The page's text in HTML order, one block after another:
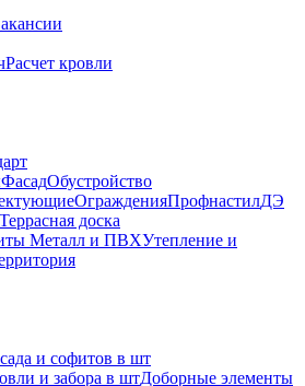
Расчет кровли
ФасадОбустройство
ОгражденияПрофнастилДЭ
Террасная доска
Металл и ПВХУтепление и
и софитов в шт
и забора в штДоборные элементы